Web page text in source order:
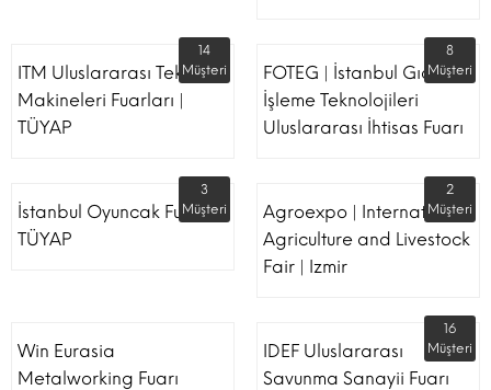
ITM Uluslararası Tekstil
Makineleri Fuarları |
TÜYAP
14
Müşteri
FOTEG | İstanbul Gıda
İşleme Teknolojileri
Uluslararası İhtisas Fuarı
8
Müşteri
İstanbul Oyuncak Fuarı -
TÜYAP
3
Müşteri
Agroexpo | International
Agriculture and Livestock
Fair | Izmir
2
Müşteri
Win Eurasia
Metalworking Fuarı
IDEF Uluslararası
Savunma Sanayii Fuarı
16
Müşteri